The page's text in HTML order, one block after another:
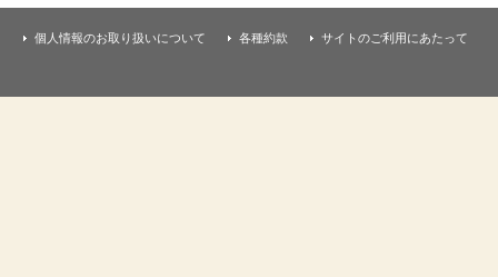
個人情報のお取り扱いについて 各種約款 サイトのご利用にあたって